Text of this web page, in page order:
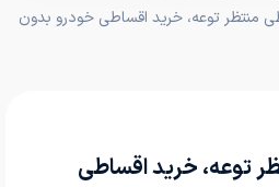
منتظر توعه، خرید اقساطی خودرو بدون
توعه، خرید اقساطی